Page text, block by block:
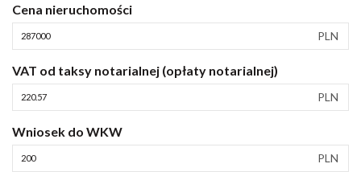
Cena nieruchomości
PLN
VAT od taksy notarialnej (opłaty notarialnej)
PLN
Wniosek do WKW
PLN